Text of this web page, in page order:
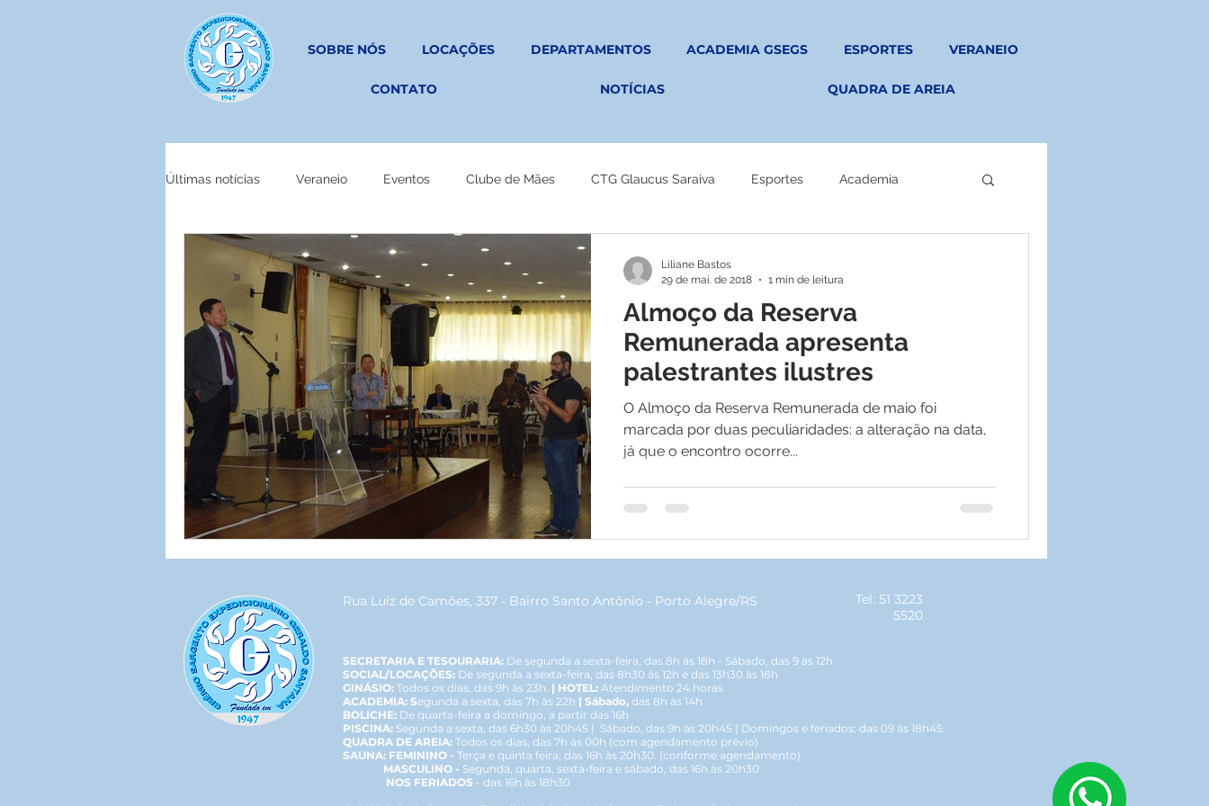
SOBRE NÓS LOCAÇÕES DEPARTAMENTOS ACADEMIA GSEGS ESPORTES VERANEIO
CONTATO NOTÍCIAS QUADRA DE AREIA
Últimas notícias Veraneio Eventos Clube de Mães CTG Glaucus Saraiva Esportes Academia
EM OBRAS
Almoço da Reserva
Remunerada apresenta
palestrantes ilustres
O Almoço da Reserva Remunerada de maio foi
marcada por duas peculiaridades: a alteração na data,
já que o encontro ocorre...
Liliane Bastos
29 de mai. de 2018
1 min de leitura
Rua Luiz de Camões, 337 - Bairro Santo Antônio - Porto Alegre/RS
Tel: 51 3223
5520
SECRETARIA E TESOURARIA: De segunda a sexta-feira, das 8h às 18h - Sábado, das 9 às 12h
SOCIAL/LOCAÇÕES: De segunda a sexta-feira, das 8h30 às 12h e das 13h30 às 18h
GINÁSIO: Todos os dias, das 9h às 23h. | HOTEL: Atendimento 24 horas
ACADEMIA: Segunda a sexta, das 7h às 22h | Sábado, das 8h às 14h
BOLICHE: De quarta-feira a domingo, a partir das 16h
PISCINA: Segunda a sexta, das 6h30 às 20h45 | Sábado, das 9h às 20h45 | Domingos e feriados: das 09 às 18h45.
QUADRA DE AREIA: Todos os dias, das 7h às 00h (com agendamento prévio)
SAUNA: FEMININO - Terça e quinta feira, das 16h às 20h30. (conforme agendamento)
MASCULINO - Segunda, quarta, sexta-feira e sábado, das 16h às 20h30 ​
NOS FERIADOS - das 16h às 18h30